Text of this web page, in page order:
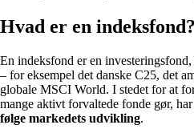
Hvad er en indeksfond?
En indeksfond er en
– for eksempel det danske C25, det
globale MSCI World. I stedet for at
mange aktivt forvaltede fonde gør,
følge markedets udvikling.